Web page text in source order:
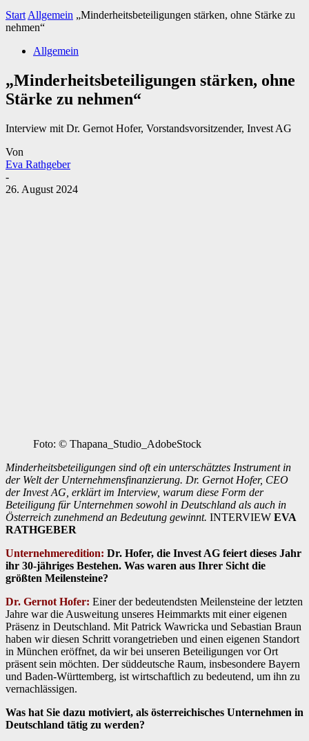
Start Allgemein „Minderheitsbeteiligungen stärken, ohne Stärke zu
nehmen“
Allgemein
„Minderheitsbeteiligungen stärken, ohne
Stärke zu nehmen“
Interview mit Dr. Gernot Hofer, Vorstandsvorsitzender, Invest AG
Von
Eva Rathgeber
-
26. August 2024
Foto: © Thapana_Studio_AdobeStock
Minderheitsbeteiligungen sind oft ein unterschätztes Instrument in
der Welt der Unternehmensfinanzierung. Dr. Gernot Hofer, CEO
der Invest AG, erklärt im Interview, warum diese Form der
Beteiligung für Unternehmen sowohl in Deutschland als auch in
Österreich zunehmend an Bedeutung gewinnt. INTERVIEW EVA
RATHGEBER
Unternehmeredition: Dr. Hofer, die Invest AG feiert dieses Jahr
ihr 30-jähriges Bestehen. Was waren aus Ihrer Sicht die
größten Meilensteine?
Dr. Gernot Hofer: Einer der bedeutendsten Meilensteine der letzten
Jahre war die Ausweitung unseres Heimmarkts mit einer eigenen
Präsenz in Deutschland. Mit Patrick Wawricka und Sebastian Braun
haben wir diesen Schritt vorangetrieben und einen eigenen Standort
in München eröffnet, da wir bei unseren Beteiligungen vor Ort
präsent sein möchten. Der süddeutsche Raum, insbesondere Bayern
und Baden-Württemberg, ist wirtschaftlich zu bedeutend, um ihn zu
vernachlässigen.
Was hat Sie dazu motiviert, als österreichisches Unternehmen in
Deutschland tätig zu werden?